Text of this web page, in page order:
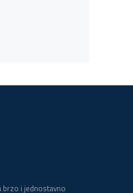
brzo i jednostavno